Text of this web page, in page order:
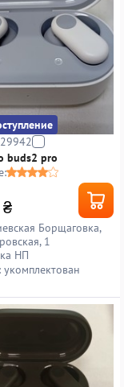
buds2 pro
₴
Борщаговка,
1
НП
укомплектован